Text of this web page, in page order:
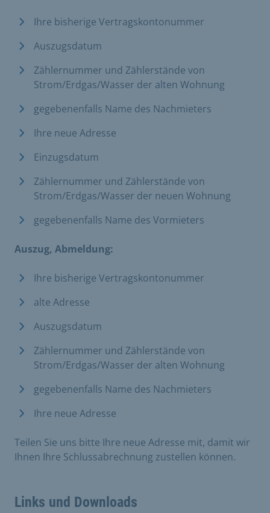
Ihre bisherige Vertragskontonummer
Auszugsdatum
Zählernummer und Zählerstände von
Strom/Erdgas/Wasser der alten Wohnung
gegebenenfalls Name des Nachmieters
Ihre neue Adresse
Einzugsdatum
Zählernummer und Zählerstände von
Strom/Erdgas/Wasser der neuen Wohnung
gegebenenfalls Name des Vormieters
Auszug, Abmeldung:
Ihre bisherige Vertragskontonummer
alte Adresse
Auszugsdatum
Zählernummer und Zählerstände von
Strom/Erdgas/Wasser der alten Wohnung
gegebenenfalls Name des Nachmieters
Ihre neue Adresse
Teilen Sie uns bitte Ihre neue Adresse mit, damit wir
Ihnen Ihre Schlussabrechnung zustellen können.
Links und Downloads